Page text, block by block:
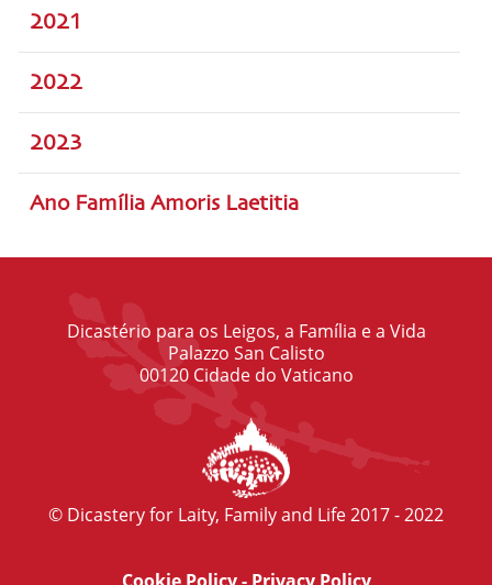
2021
2022
2023
Ano Família Amoris Laetitia
Dicastério para os Leigos, a Família e a Vida
Palazzo San Calisto
00120 Cidade do Vaticano
© Dicastery for Laity, Family and Life 2017 - 2022